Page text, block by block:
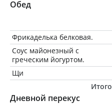
Обед
Фрикаделька белковая.
Соус майонезный с
греческим йогуртом.
Щи
Итого
Дневной перекус